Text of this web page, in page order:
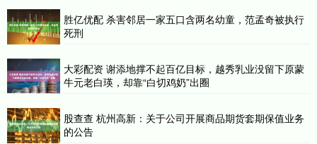
胜亿优配 杀害邻居一家五口含两名幼童，范孟奇被执行
死刑
大彩配资 谢添地撑不起百亿目标，越秀乳业没留下原蒙
牛元老白瑛，却靠“白切鸡奶”出圈
股查查 杭州高新：关于公司开展商品期货套期保值业务
的公告